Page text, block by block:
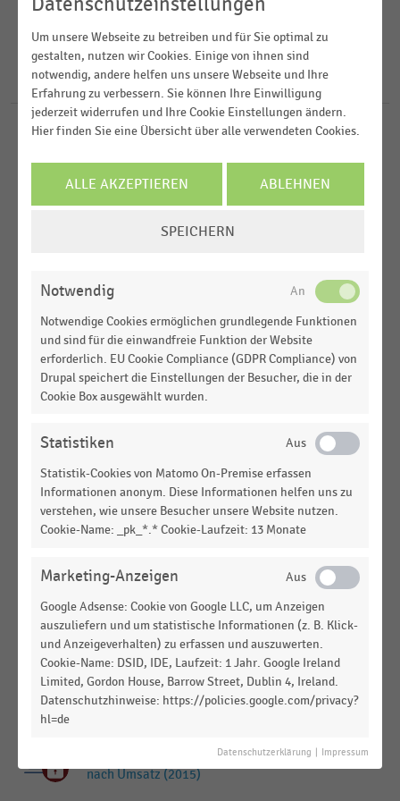
31Ergebnisse fürTrader Joe
INTERNATIONALER HANDEL|STATISTIK
Top 100 der umsatzstärksten Unternehmen im
INTERNATIONALER HANDEL
Ranking der kleinformatigen Discounter in den
USA nach Umsatz (2014)
INTERNATIONALER HANDEL |STATISTIK
Ranking der umsatzstärksten Supermarktketten in
den USA nach Filialumsatz (2013)
INTERNATIONALER HANDEL
Top 75 Unternehmen im Lebensmittelhandel in
Nordamerika nach Umsatz (2013)
INTERNATIONALER HANDEL|STATISTIK
Top 25 Unternehmen im Lebensmittelhandel in
INTERNATIONALER HANDEL
Umsatz der führenden Unternehmen im
Lebensmittelhandel in Nordamerika (2011)
INTERNATIONALER HANDEL| STATISTIK
Umsatz der größten Supermarktketten in den USA
(2012-2013)
Ranking der größten Supermarktketten in den USA
nach Umsatz (2015)
Lebensmittelhandel
Supermärkte
2018
2017
2016
MEHR ANZEIGEN
Weltweit
USA
Nordamerika
FILTER ZURÜCKSETZEN
Um unsere Webseite zu betreiben und für Sie optimal zu
gestalten, nutzen wir Cookies. Einige von ihnen sind
notwendig, andere helfen uns unsere Webseite und Ihre
Erfahrung zu verbessern. Sie können Ihre Einwilligung
jederzeit widerrufen und Ihre Cookie Einstellungen ändern.
Hier finden Sie eine Übersicht über alle verwendeten Cookies.
ALLE AKZEPTIEREN ABLEHNEN
SPEICHERN
Notwendig
Notwendige Cookies ermöglichen grundlegende Funktionen
und sind für die einwandfreie Funktion der Website
erforderlich. EU Cookie Compliance (GDPR Compliance) von
Drupal speichert die Einstellungen der Besucher, die in der
Cookie Box ausgewählt wurden.
Statistiken
Statistik-Cookies von Matomo On-Premise erfassen
Informationen anonym. Diese Informationen helfen uns zu
verstehen, wie unsere Besucher unsere Website nutzen.
Cookie-Name: _pk_*.* Cookie-Laufzeit: 13 Monate
Marketing-Anzeigen
Google Adsense: Cookie von Google LLC, um Anzeigen
auszuliefern und um statistische Informationen (z. B. Klick-
und Anzeigeverhalten) zu erfassen und auszuwerten.
Cookie-Name: DSID, IDE, Laufzeit: 1 Jahr. Google Ireland
Limited, Gordon House, Barrow Street, Dublin 4, Ireland.
Datenschutzhinweise: https://policies.google.com/privacy?
hl=de
Datenschutzerklärung Impressum